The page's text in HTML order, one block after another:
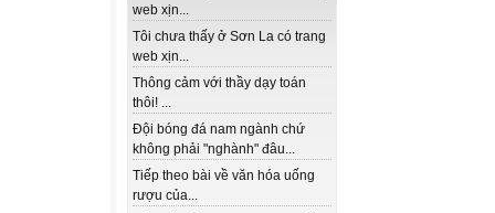
web xịn...
Tôi chưa thấy ở Sơn La có trang
web xịn...
Thông cảm với thầy dạy toán
thôi! ...
Đội bóng đá nam ngành chứ
không phải "nghành" đâu...
Tiếp theo bài về văn hóa uống
rượu của...